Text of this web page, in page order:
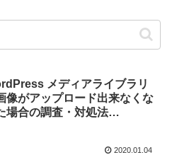
メディアライブラリ
像がアップロード出来なくな
場合の調査・対処法
2020.01.04